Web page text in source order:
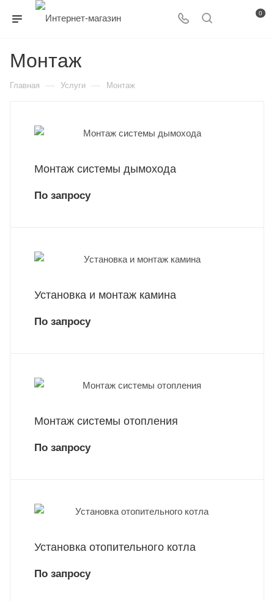
0
Монтаж
Главная — Услуги — Монтаж
Монтаж системы дымохода
По запросу
Установка и монтаж камина
По запросу
Монтаж системы отопления
По запросу
Установка отопительного котла
По запросу